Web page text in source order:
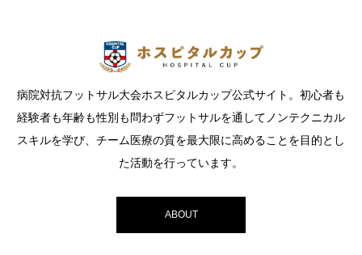
病院対抗フットサル大会ホスピタルカップ公式サイト。初心者も
経験者も年齢も性別も問わずフットサルを通してノンテクニカル
スキルを学び、チーム医療の質を最大限に高めることを目的とし
た活動を行っています。
ABOUT